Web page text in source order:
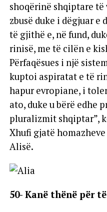
shoqërinë shqiptare të
zbusë duke i dëgjuar e
të gjithë e, në fund,
rinisë, me të cilën e
Përfaqësues i një
kuptoi aspiratat e të
hapur evropiane, i
ato, duke u bërë edhe
pluralizmit shqiptar”,
Xhufi gjatë
Alisë.
50- Kanë thënë për